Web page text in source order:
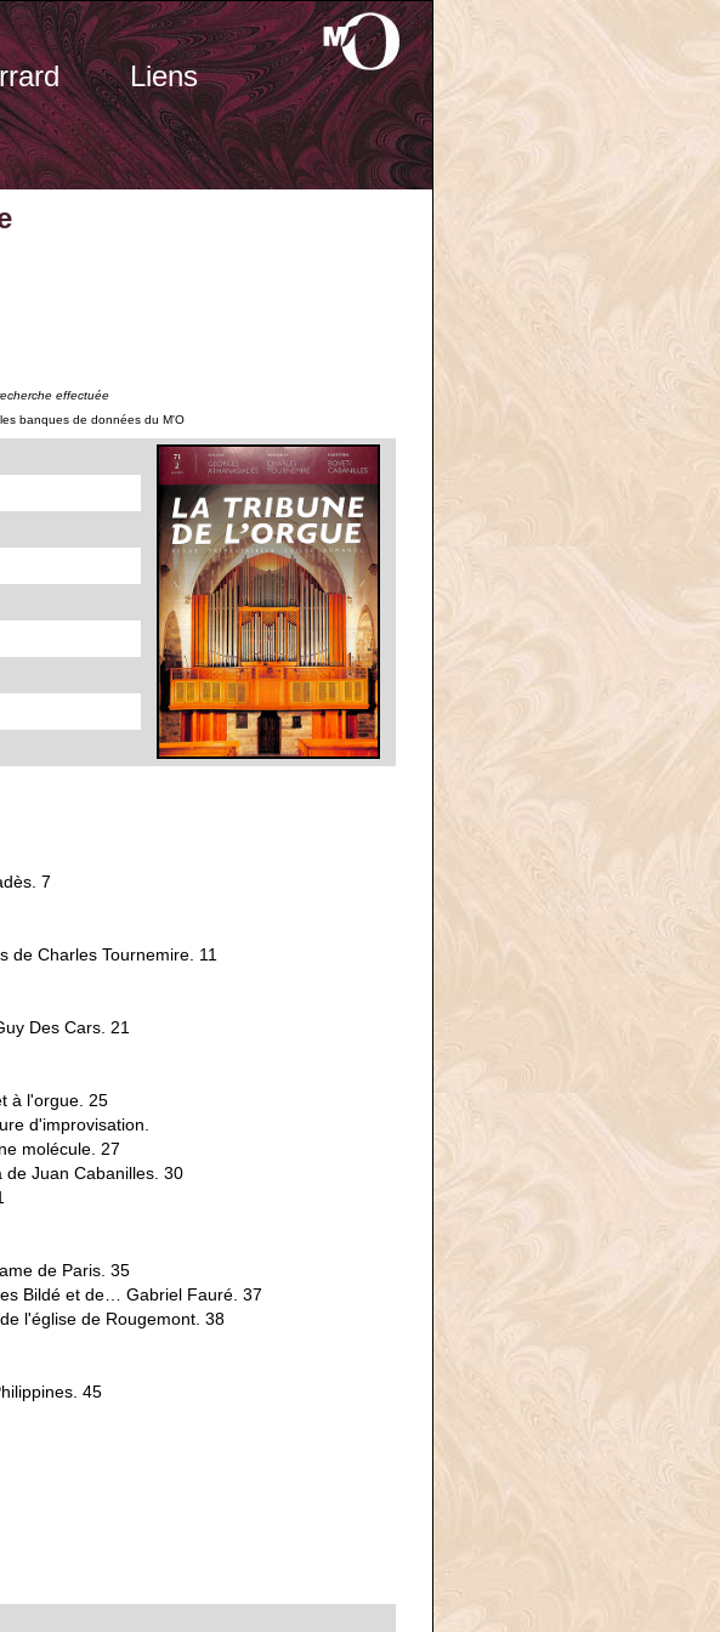
Liens
effectuée
banques de données du M'O
7
de Charles Tournemire. 11
Des Cars. 21
à l'orgue. 25
d'improvisation.
molécule. 27
de Juan Cabanilles. 30
de Paris. 35
Bildé et de… Gabriel Fauré. 37
l'église de Rougemont. 38
45